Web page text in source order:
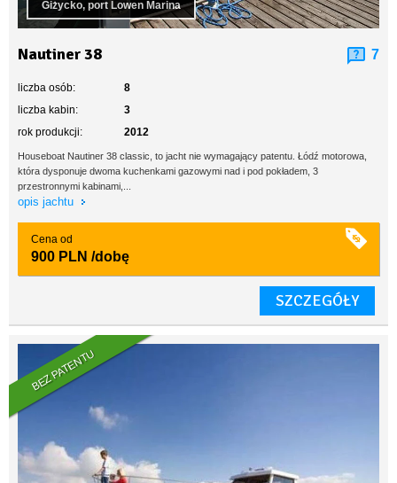
Giżycko, port Lowen Marina
Nautiner 38 7
liczba osób:
8
liczba kabin:
3
rok produkcji:
2012
Houseboat Nautiner 38 classic, to jacht nie wymagający patentu. Łódź motorowa,
która dysponuje dwoma kuchenkami gazowymi nad i pod pokładem, 3
przestronnymi kabinami,...
opis jachtu
Cena od
900 PLN /dobę
SZCZEGÓŁY
BEZ PATENTU